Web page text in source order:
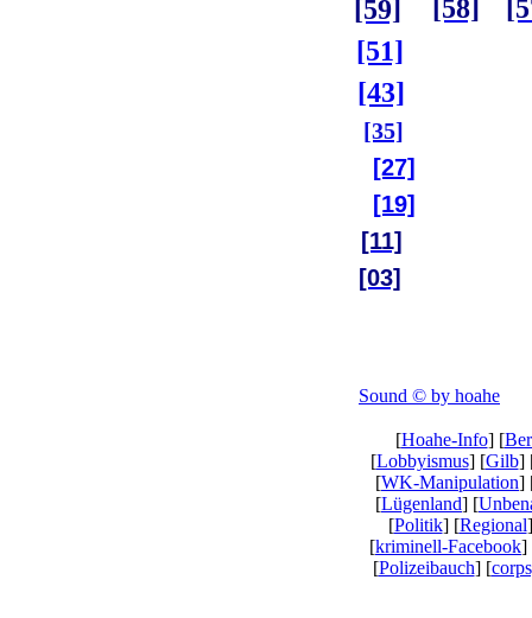
[59] [58]
[51]
[43]
[35]
[27]
[19]
[11]
[03]
Sound © by hoahe
[Hoahe-Info] [
[Lobbyismus] [Gilb]
[WK-Manipulation]
[Lügenland] [
[Politik] [Regional
[kriminell-Facebook]
[Polizeibauch] [